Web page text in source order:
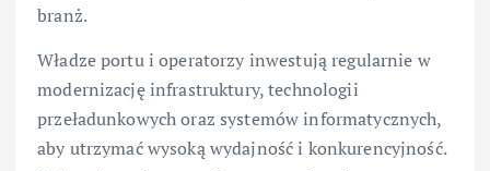
branż.
Władze portu i operatorzy inwestują regularnie w
modernizację infrastruktury, technologii
przeładunkowych oraz systemów informatycznych,
aby utrzymać wysoką wydajność i konkurencyjność.